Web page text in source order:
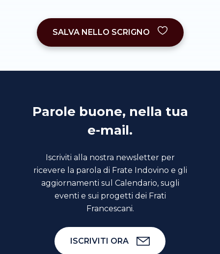
SALVA NELLO SCRIGNO
Parole buone, nella tua
e-mail.
Iscriviti alla nostra newsletter per
ricevere la parola di Frate Indovino e gli
aggiornamenti sul Calendario, sugli
eventi e sui progetti dei Frati
Francescani.
ISCRIVITI ORA